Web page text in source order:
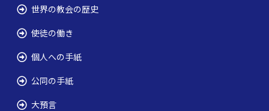
世界の教会の歴史
使徒の働き
個人への手紙
公同の手紙
大預言